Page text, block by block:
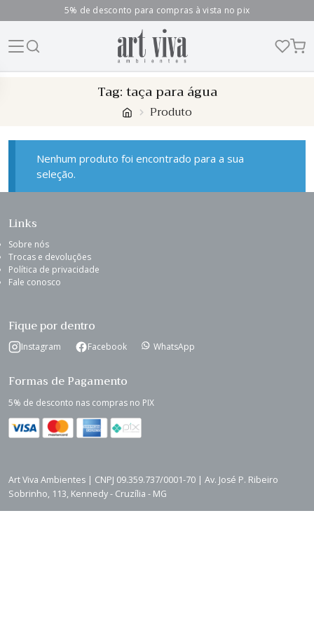
5% de desconto para compras à vista no pix
Tag:taça para água
Produto
Nenhum produto foi encontrado para a sua
seleção.
Links
Sobre nós
Trocas e devoluções
Política de privacidade
Fale conosco
Fique por dentro
Instagram Facebook WhatsApp
Formas de Pagamento
5% de desconto nas compras no PIX
Art Viva Ambientes | CNPJ 09.359.737/0001-70 | Av. José P. Ribeiro
Sobrinho, 113, Kennedy - Cruzília - MG